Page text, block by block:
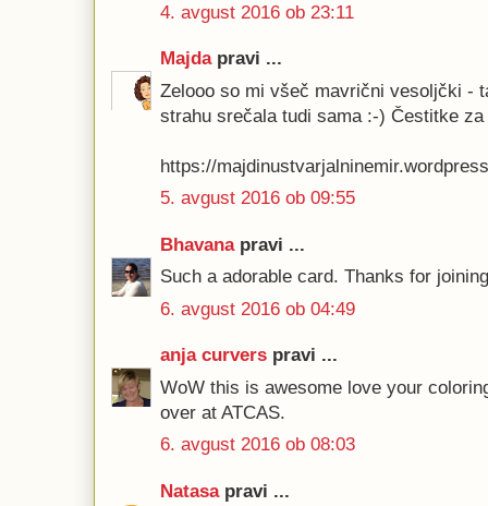
4. avgust 2016 ob 23:11
Majdapravi ...
Zelooo so mi všeč mavrični vesoljčki -
strahu srečala tudi sama :-) Čestitke
https://
5. avgust 2016 ob 09:55
Bhavanapravi ...
Such a adorable card. Thanks for
6. avgust 2016 ob 04:49
anja curvers pravi ...
WoW this is awesome love your
over at ATCAS.
6. avgust 2016 ob 08:03
Natasapravi ...